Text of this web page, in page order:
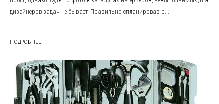
дизайнеров задач не бывает. Правильно спланировав р...
ПОДРОБНЕЕ